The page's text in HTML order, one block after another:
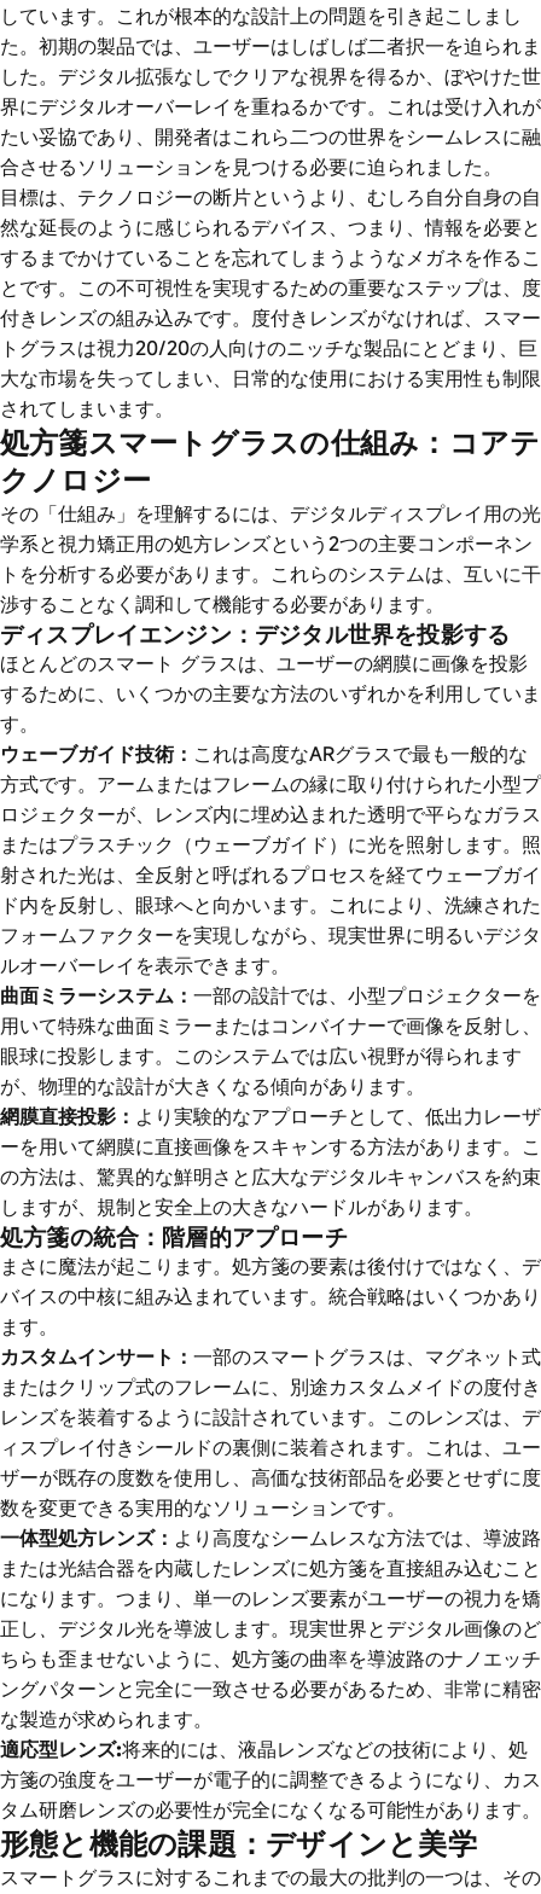
しています。これが根本的な設計上の問題を引き起こしまし
た。初期の製品では、ユーザーはしばしば二者択一を迫られま
した。デジタル拡張なしでクリアな視界を得るか、ぼやけた世
界にデジタルオーバーレイを重ねるかです。これは受け入れが
たい妥協であり、開発者はこれら二つの世界をシームレスに融
合させるソリューションを見つける必要に迫られました。
目標は、テクノロジーの断片というより、むしろ自分自身の自
然な延長のように感じられるデバイス、つまり、情報を必要と
するまでかけていることを忘れてしまうようなメガネを作るこ
とです。この不可視性を実現するための重要なステップは、度
付きレンズの組み込みです。度付きレンズがなければ、スマー
トグラスは視力20/20の人向けのニッチな製品にとどまり、巨
大な市場を失ってしまい、日常的な使用における実用性も制限
されてしまいます。
処方箋スマートグラスの仕組み：コアテ
クノロジー
その「仕組み」を理解するには、デジタルディスプレイ用の光
学系と視力矯正用の処方レンズという2つの主要コンポーネン
トを分析する必要があります。これらのシステムは、互いに干
渉することなく調和して機能する必要があります。
ディスプレイエンジン：デジタル世界を投影する
ほとんどのスマート グラスは、ユーザーの網膜に画像を投影
するために、いくつかの主要な方法のいずれかを利用していま
す。
ウェーブガイド技術： これは高度なARグラスで最も一般的な
方式です。アームまたはフレームの縁に取り付けられた小型プ
ロジェクターが、レンズ内に埋め込まれた透明で平らなガラス
またはプラスチック（ウェーブガイド）に光を照射します。照
射された光は、全反射と呼ばれるプロセスを経てウェーブガイ
ド内を反射し、眼球へと向かいます。これにより、洗練された
フォームファクターを実現しながら、現実世界に明るいデジタ
ルオーバーレイを表示できます。
曲面ミラーシステム： 一部の設計では、小型プロジェクターを
用いて特殊な曲面ミラーまたはコンバイナーで画像を反射し、
眼球に投影します。このシステムでは広い視野が得られます
が、物理的な設計が大きくなる傾向があります。
網膜直接投影： より実験的なアプローチとして、低出力レーザ
ーを用いて網膜に直接画像をスキャンする方法があります。こ
の方法は、驚異的な鮮明さと広大なデジタルキャンバスを約束
しますが、規制と安全上の大きなハードルがあります。
処方箋の統合：階層的アプローチ
まさに魔法が起こります。処方箋の要素は後付けではなく、デ
バイスの中核に組み込まれています。統合戦略はいくつかあり
ます。
カスタムインサート： 一部のスマートグラスは、マグネット式
またはクリップ式のフレームに、別途カスタムメイドの度付き
レンズを装着するように設計されています。このレンズは、デ
ィスプレイ付きシールドの裏側に装着されます。これは、ユー
ザーが既存の度数を使用し、高価な技術部品を必要とせずに度
数を変更できる実用的なソリューションです。
一体型処方レンズ： より高度なシームレスな方法では、導波路
または光結合器を内蔵したレンズに処方箋を直接組み込むこと
になります。つまり、単一のレンズ要素がユーザーの視力を矯
正し、 デジタル光を導波します。現実世界とデジタル画像のど
ちらも歪ませないように、処方箋の曲率を導波路のナノエッチ
ングパターンと完全に一致させる必要があるため、非常に精密
な製造が求められます。
適応型レンズ:将来的には、液晶レンズなどの技術により、処
方箋の強度をユーザーが電子的に調整できるようになり、カス
タム研磨レンズの必要性が完全になくなる可能性があります。
形態と機能の課題：デザインと美学
スマートグラスに対するこれまでの最大の批判の一つは、その